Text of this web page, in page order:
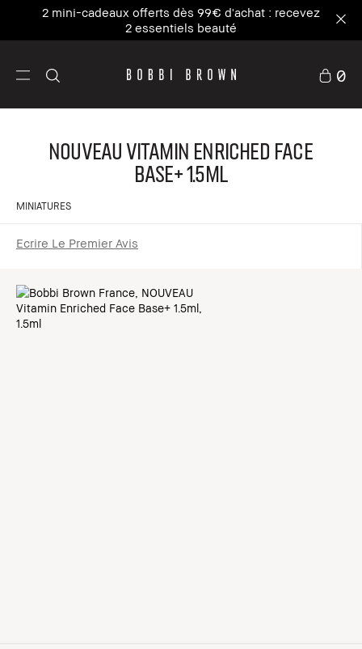
2 mini-cadeaux offerts dès 99€ d'achat : recevez
2 essentiels beauté
0
NOUVEAU Vitamin Enriched Face
Base+ 1.5ml
MINIATURES
Ecrire Le Premier Avis